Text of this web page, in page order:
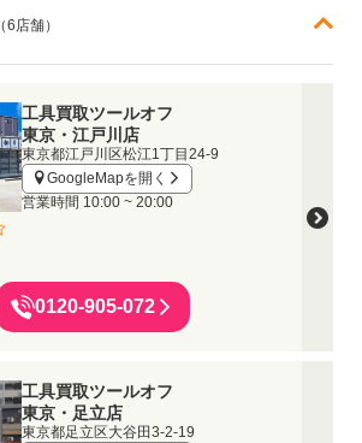
（6店舗）
工具買取ツールオフ
東京・江戸川店
東京都江戸川区松江1丁目24-9
GoogleMapを開く
営業時間 10:00 ~ 20:00
0120-905-072
工具買取ツールオフ
東京・足立店
東京都足立区大谷田3-2-19